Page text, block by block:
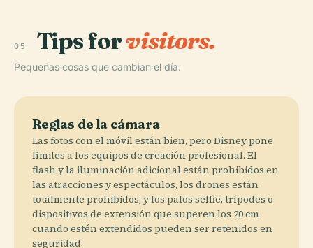
05 Tips forvisitors.
Pequeñas cosas que cambian el día.
Reglas de la cámara
Las fotos con el móvil están bien, pero Disney pone
límites a los equipos de creación profesional. El
flash y la iluminación adicional están prohibidos en
las atracciones y espectáculos, los drones están
totalmente prohibidos, y los palos selfie, trípodes o
dispositivos de extensión que superen los 20 cm
cuando estén extendidos pueden ser retenidos en
seguridad.